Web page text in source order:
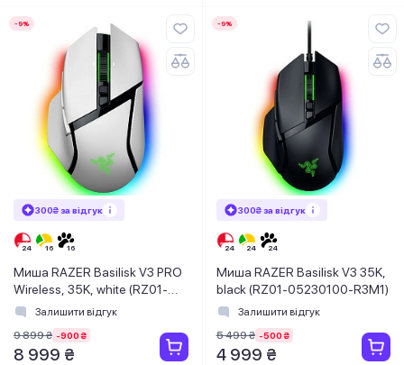
-9%
300₴ за відгук
Миша RAZER Basilisk V3 PRO
Wireless, 35K, white (RZ01-
05240200-R3G1)
Залишити відгук
9 899 ₴ -900 ₴
8 999 ₴
-9%
300₴ за відгук
Миша RAZER Basilisk V3 35K,
black (RZ01-05230100-R3M1)
Залишити відгук
5 499 ₴ -500 ₴
4 999 ₴